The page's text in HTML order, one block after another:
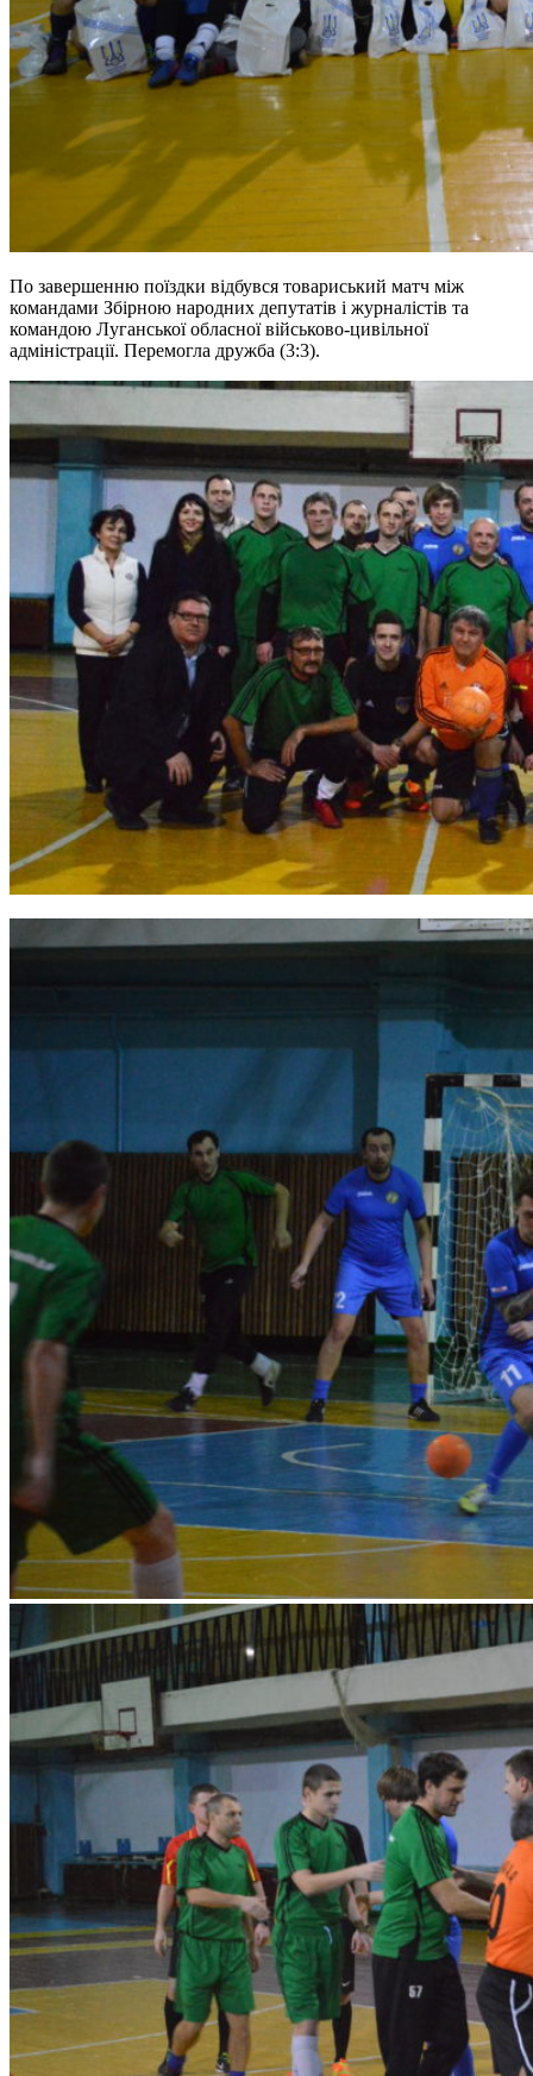
По завершенню поїздки відбувся товариський матч між
командами Збірною народних депутатів і журналістів та
командою Луганської обласної військово-цивільної
адміністрації. Перемогла дружба (3:3).